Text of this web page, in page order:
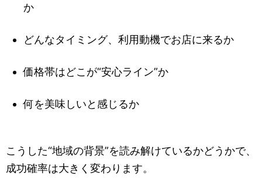
か
どんなタイミング、利用動機でお店に来るか
価格帯はどこが“安心ライン”か
何を美味しいと感じるか
こうした“地域の背景”を読み解けているかどうかで、
成功確率は大きく変わります。